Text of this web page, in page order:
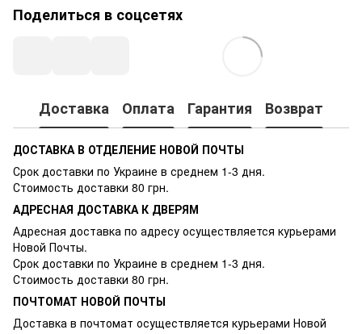
Поделиться в соцсетях
Доставка Оплата Гарантия Возврат
ДОСТАВКА В ОТДЕЛЕНИЕ НОВОЙ ПОЧТЫ
Срок доставки по Украине в среднем 1-3 дня.
Стоимость доставки 80 грн.
АДРЕСНАЯ ДОСТАВКА К ДВЕРЯМ
Адресная доставка по адресу осуществляется курьерами
Новой Почты.
Срок доставки по Украине в среднем 1-3 дня.
Стоимость доставки 80 грн.
ПОЧТОМАТ НОВОЙ ПОЧТЫ
Доставка в почтомат осуществляется курьерами Новой